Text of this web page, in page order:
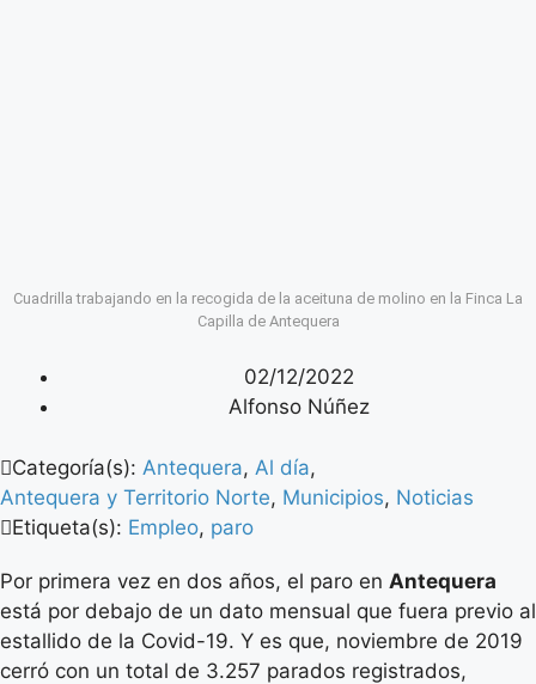
Cuadrilla trabajando en la recogida de la aceituna de molino en la Finca La
Capilla de Antequera
02/12/2022
Alfonso Núñez
Categoría(s): Antequera, Al día,
Antequera y Territorio Norte, Municipios, Noticias
Etiqueta(s): Empleo, paro
Por primera vez en dos años, el paro en Antequera
está por debajo de un dato mensual que fuera previo al
estallido de la Covid-19. Y es que, noviembre de 2019
cerró con un total de 3.257 parados registrados,